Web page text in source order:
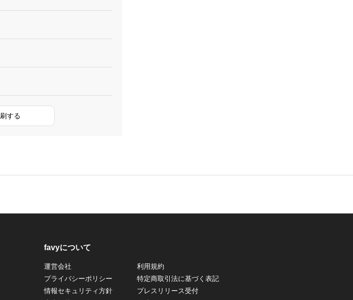
する
favyについて
運営会社
利用規約
プライバシーポリシー
特定商取引法に基づく表記
情報セキュリティ方針
プレスリリース受付